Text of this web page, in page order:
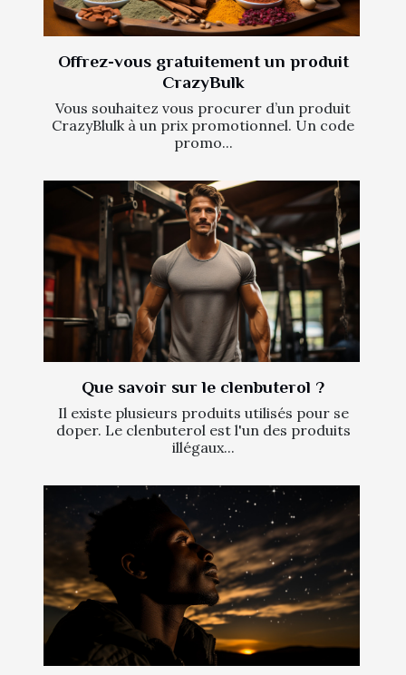
Offrez-vous gratuitement un produit
CrazyBulk
Vous souhaitez vous procurer d’un produit
CrazyBlulk à un prix promotionnel. Un code
promo...
Que savoir sur le clenbuterol ?
Il existe plusieurs produits utilisés pour se
doper. Le clenbuterol est l'un des produits
illégaux...